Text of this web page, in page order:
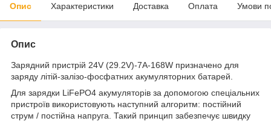
Опис Характеристики Доставка Оплата Умови
Опис
Зарядний пристрій 24V (29.2V)-7A-168W призначено для
заряду літій-залізо-фосфатних акумуляторних батарей.
Для зарядки LiFePO4 акумуляторів за допомогою спеціальних
пристроїв використовують наступний алгоритм: постійний
струм / постійна напруга. Такий принцип забезпечує швидку